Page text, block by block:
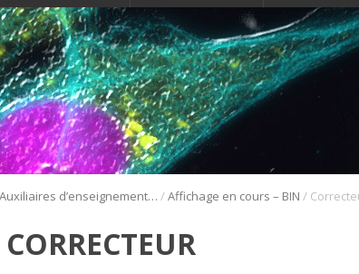
Auxiliaires d’enseignement bio-informatique /Affichage en cours – BIN /
CORRECTEUR